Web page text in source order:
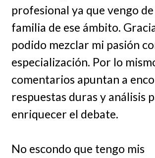
profesional ya que vengo
familia de ese ámbito.
podido mezclar mi pasión
especialización. Por lo
comentarios apuntan a
respuestas duras y análisis
enriquecer el debate.
No escondo que tengo mis